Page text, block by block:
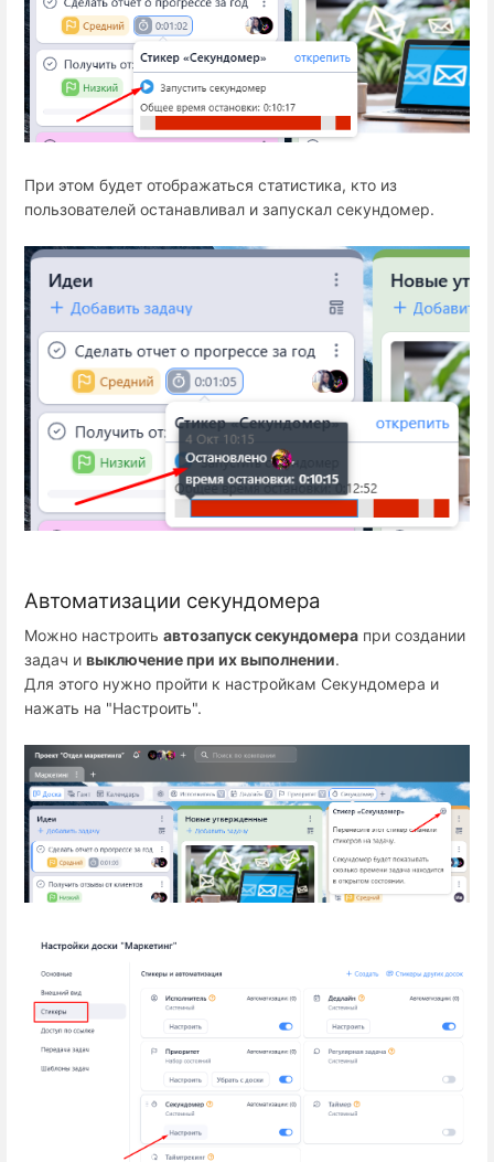
При этом будет отображаться статистика, кто из
пользователей останавливал и запускал секундомер.
Автоматизации секундомера
Можно настроить автозапуск секундомера при создании
задач и выключение при их выполнении.
Для этого нужно пройти к настройкам Секундомера и
нажать на "Настроить".